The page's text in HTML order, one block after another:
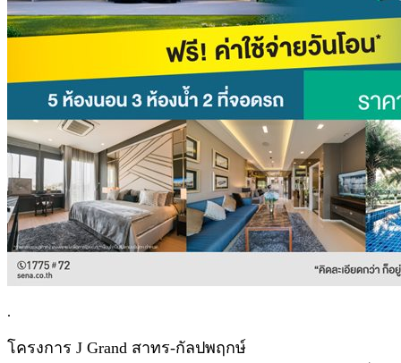
.
โครงการ J Grand สาทร-กัลปพฤกษ์